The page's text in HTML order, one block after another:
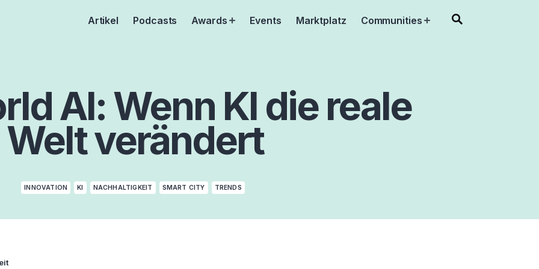
Artikel Podcasts Awards OpenEvents Marktplatz Communities Open
AI: Wenn KI die reale
Welt verändert
INNOVATION KI NACHHALTIGKEIT SMART CITY TRENDS